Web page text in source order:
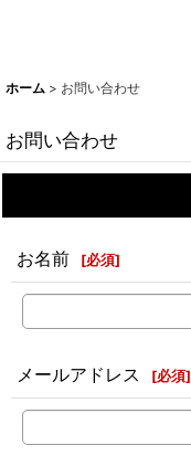
ホーム > お問い合わせ
お問い合わせ
お名前 [必須]
メールアドレス [必須]